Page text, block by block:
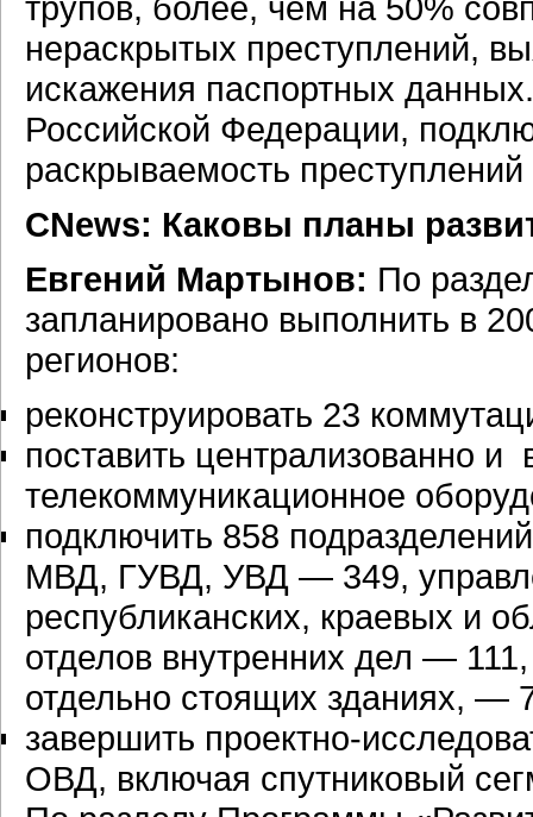
нераскрытых преступлений,
искажения паспортных
Российской Федерации,
раскрываемость
CNews: Каковы планы
Евгений Мартынов: По
запланировано выполнить в
регионов:
реконструировать 23
поставить централизованно и
телекоммуникационное
подключить 858
МВД, ГУВД, УВД — 349,
республиканских, краевых и
отделов внутренних дел —
отдельно стоящих зданиях, —
завершить проектно-
ОВД, включая спутниковый